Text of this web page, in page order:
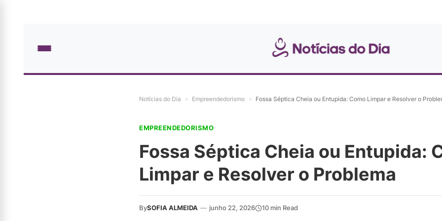
Notícias do Dia » Empreendedorismo » Fossa Séptica Cheia ou Entupida: Como Limpar e Resolver o
EMPREENDEDORISMO
Fossa Séptica Cheia ou Entupida:
Limpar e Resolver o Problema
BySOFIA ALMEIDA — junho 22, 2026 10 min Read